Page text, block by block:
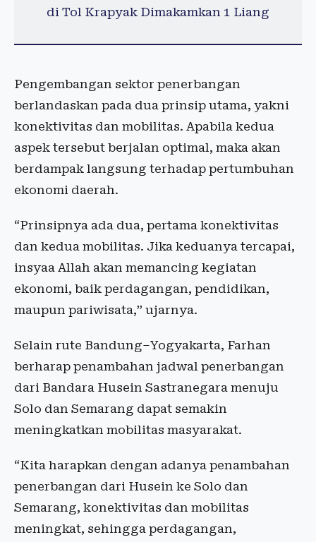
di Tol Krapyak Dimakamkan 1 Liang
Pengembangan sektor penerbangan
berlandaskan pada dua prinsip utama, yakni
konektivitas dan mobilitas. Apabila kedua
aspek tersebut berjalan optimal, maka akan
berdampak langsung terhadap pertumbuhan
ekonomi daerah.
“Prinsipnya ada dua, pertama konektivitas
dan kedua mobilitas. Jika keduanya tercapai,
insyaa Allah akan memancing kegiatan
ekonomi, baik perdagangan, pendidikan,
maupun pariwisata,” ujarnya.
Selain rute Bandung–Yogyakarta, Farhan
berharap penambahan jadwal penerbangan
dari Bandara Husein Sastranegara menuju
Solo dan Semarang dapat semakin
meningkatkan mobilitas masyarakat.
“Kita harapkan dengan adanya penambahan
penerbangan dari Husein ke Solo dan
Semarang, konektivitas dan mobilitas
meningkat, sehingga perdagangan,